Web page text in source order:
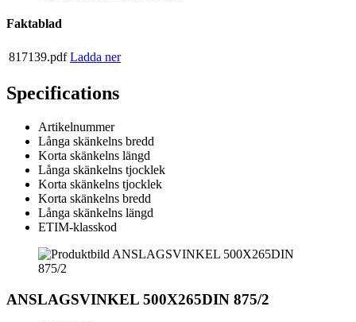
Faktablad
817139.pdf Ladda ner
Specifications
Artikelnummer
Långa skänkelns bredd
Korta skänkelns längd
Långa skänkelns tjocklek
Korta skänkelns tjocklek
Korta skänkelns bredd
Långa skänkelns längd
ETIM-klasskod
ANSLAGSVINKEL 500X265DIN 875/2